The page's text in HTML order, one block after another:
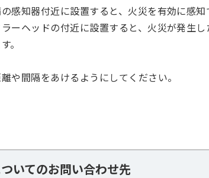
感知器付近に設置すると、火災を有効に感知
ーヘッドの付近に設置すると、火災が発生
。
や間隔をあけるようにしてください。
いてのお問い合わせ先